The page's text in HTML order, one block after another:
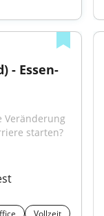
- Essen-
Veränderung
starten?
Vollzeit